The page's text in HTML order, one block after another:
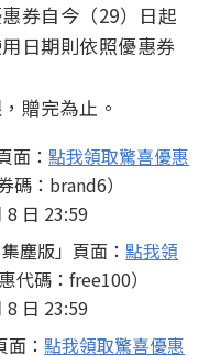
券自今（29）日起
日期則依照優惠券
贈完為止。
面：點我領取驚喜優惠
碼：brand6）
8 日 23:59
塵版」頁面：點我領
惠代碼：free100）
8 日 23:59
面：點我領取驚喜優惠